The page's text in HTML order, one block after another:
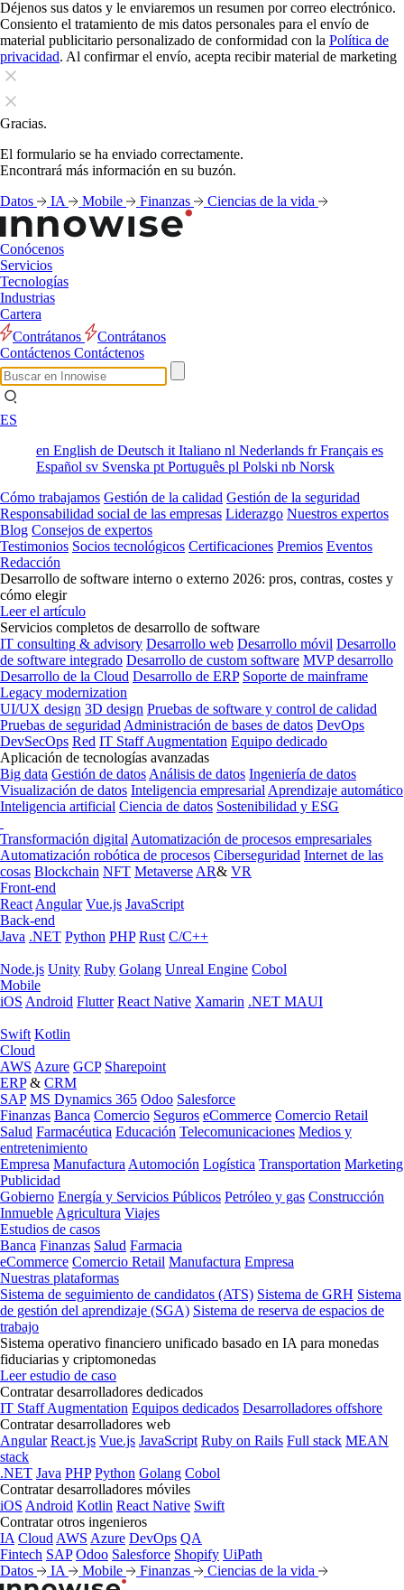
Déjenos sus datos y le enviaremos un resumen por correo electrónico.
Consiento el tratamiento de mis datos personales para el envío de
material publicitario personalizado de conformidad con la Política de
privacidad. Al confirmar el envío, acepta recibir material de marketing
Gracias.
El formulario se ha enviado correctamente.
Encontrará más información en su buzón.
Datos
IA Mobile Finanzas Ciencias de la vida
Conócenos
Servicios
Tecnologías
Industrias
Cartera
Contrátanos
Contrátanos
Contáctenos Contáctenos
ES
en English de Deutsch it Italiano nl Nederlands frFrançais es
Español sv Svenska pt Português pl Polski nb Norsk
Cómo trabajamos Gestión de la calidad Gestión de la seguridad
Responsabilidad social de las empresas Liderazgo Nuestros expertos
Blog Consejos de expertos
Testimonios Socios tecnológicos Certificaciones Premios Eventos
Redacción
Desarrollo de software interno o externo 2026: pros, contras, costes y
cómo elegir
Leer el artículo
Servicios completos de desarrollo de software
IT consulting & advisory Desarrollo web Desarrollo móvil Desarrollo
de software integrado Desarrollo de custom software MVP desarrollo
Desarrollo de la Cloud Desarrollo de ERP Soporte de mainframe
Legacy modernization
UI/UX design 3D design Pruebas de software y control de calidad
Pruebas de seguridad Administración de bases de datos DevOps
DevSecOps Red IT Staff Augmentation Equipo dedicado
Aplicación de tecnologías avanzadas
Big data Gestión de datos Análisis de datos Ingeniería de datos
Visualización de datos Inteligencia empresarial Aprendizaje automático
Inteligencia artificial Ciencia de datos Sostenibilidad y ESG
Transformación digital Automatización de procesos empresariales
Automatización robótica de procesos Ciberseguridad Internet de las
cosas Blockchain NFT Metaverse AR& VR
Front-end
React Angular Vue.js JavaScript
Back-end
Java .NET Python PHP Rust C/C++
Node.js Unity Ruby Golang Unreal Engine Cobol
Mobile
iOS Android Flutter React Native Xamarin .NET MAUI
Swift Kotlin
Cloud
AWS Azure GCP Sharepoint
ERP& CRM
SAP MS Dynamics 365 Odoo Salesforce
Finanzas Banca Comercio Seguros eCommerce Comercio Retail
Salud Farmacéutica Educación Telecomunicaciones Medios y
entretenimiento
Empresa Manufactura Automoción Logística Transportation Marketing
Publicidad
Gobierno Energía y Servicios Públicos Petróleo y gas Construcción
Inmueble Agricultura Viajes
Estudios de casos
Banca Finanzas Salud Farmacia
eCommerce Comercio Retail Manufactura Empresa
Nuestras plataformas
Sistema de seguimiento de candidatos (ATS) Sistema de GRH Sistema
de gestión del aprendizaje (SGA) Sistema de reserva de espacios de
trabajo
Sistema operativo financiero unificado basado en IA para monedas
fiduciarias y criptomonedas
Leer estudio de caso
Contratar desarrolladores dedicados
IT Staff Augmentation Equipos dedicados Desarrolladores offshore
Contratar desarrolladores web
Angular React.js Vue.js JavaScript Ruby on Rails Full stack MEAN
stack
.NET Java PHP Python Golang Cobol
Contratar desarrolladores móviles
iOS Android Kotlin React Native Swift
Contratar otros ingenieros
IA Cloud AWS Azure DevOps QA
Fintech SAP Odoo Salesforce Shopify UiPath
Datos
IA Mobile Finanzas Ciencias de la vida